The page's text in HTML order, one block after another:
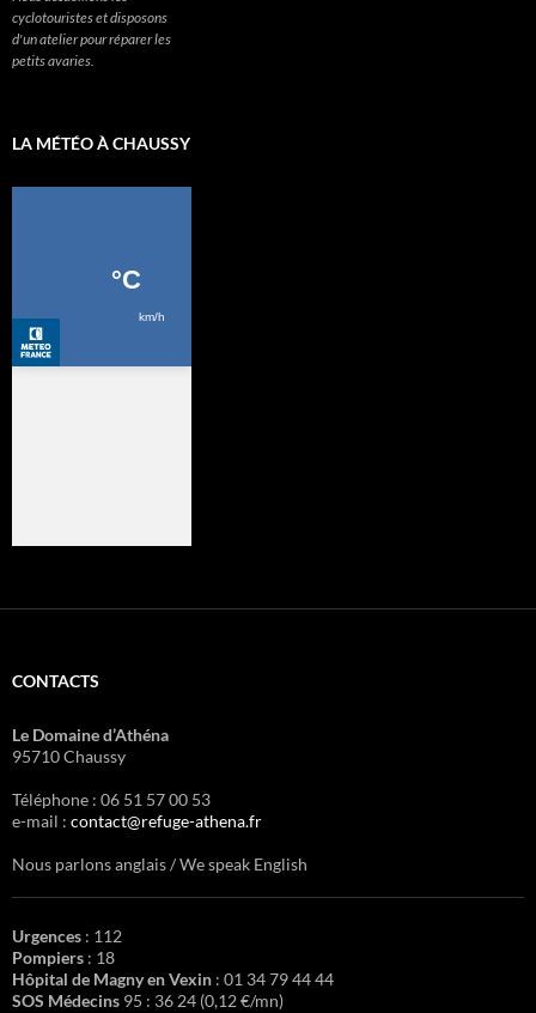
cyclotouristes et disposons
d'un atelier pour réparer les
petits avaries.
LA MÉTÉO À CHAUSSY
CONTACTS
Le Domaine d’Athéna
95710 Chaussy
Téléphone : 06 51 57 00 53
e-mail : contact@refuge-athena.fr
Nous parlons anglais / We speak English
Urgences : 112
Pompiers : 18
Hôpital de Magny en Vexin : 01 34 79 44 44
SOS Médecins 95 : 36 24 (0,12 €/mn)